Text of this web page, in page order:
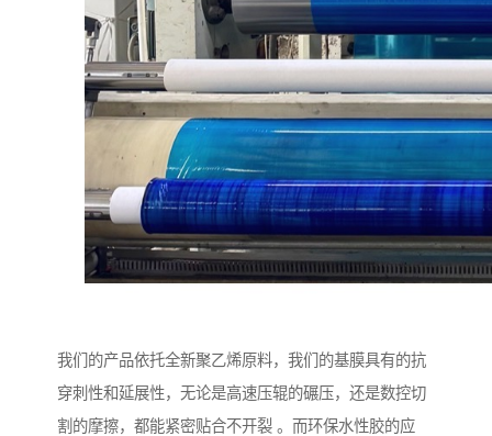
我们的产品依托全新聚乙烯原料，我们的基膜具有的抗
穿刺性和延展性，无论是高速压辊的碾压，还是数控切
割的摩擦，都能紧密贴合不开裂 。而环保水性胶的应